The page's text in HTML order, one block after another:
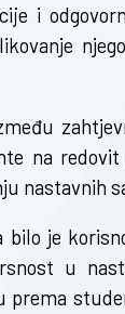
i
na
nastavnih
je
u